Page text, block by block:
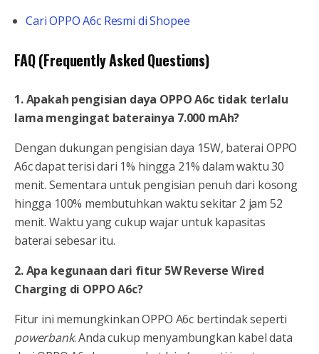
Cari OPPO A6c Resmi di Shopee
FAQ (Frequently Asked Questions)
1. Apakah pengisian daya OPPO A6c tidak terlalu
lama mengingat baterainya 7.000 mAh?
Dengan dukungan pengisian daya 15W, baterai OPPO
A6c dapat terisi dari 1% hingga 21% dalam waktu 30
menit. Sementara untuk pengisian penuh dari kosong
hingga 100% membutuhkan waktu sekitar 2 jam 52
menit. Waktu yang cukup wajar untuk kapasitas
baterai sebesar itu.
2. Apa kegunaan dari fitur 5W Reverse Wired
Charging di OPPO A6c?
Fitur ini memungkinkan OPPO A6c bertindak seperti
powerbank. Anda cukup menyambungkan kabel data